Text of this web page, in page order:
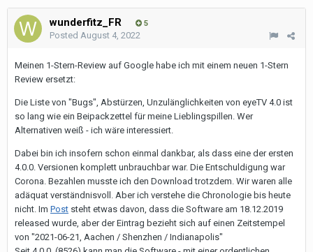
wunderfitz_FR 5
Posted August 4, 2022
Meinen 1-Stern-Review auf Google habe ich mit einem neuen 1-Stern
Review ersetzt:
Die Liste von "Bugs", Abstürzen, Unzulänglichkeiten von eyeTV 4.0 ist
so lang wie ein Beipackzettel für meine Lieblingspillen. Wer
Alternativen weiß - ich wäre interessiert.
Dabei bin ich insofern schon einmal dankbar, als dass eine der ersten
4.0.0. Versionen komplett unbrauchbar war. Die Entschuldigung war
Corona. Bezahlen musste ich den Download trotzdem. Wir waren alle
adäquat verständnisvoll. Aber ich verstehe die Chronologie bis heute
nicht. Im Post steht etwas davon, dass die Software am 18.12.2019
released wurde, aber der Eintrag bezieht sich auf einen Zeitstempel
von "2021-06-21, Aachen / Shenzhen / Indianapolis"